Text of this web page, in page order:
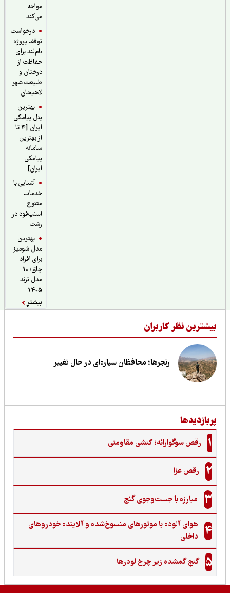
درخواست
توقف پروژه
بام‌لند برای
حفاظت از
درختان و
طبیعت شهر
لاهیجان
بهترین
پنل پیامکی
ایران [4 تا
از بهترین
سامانه
پیامکی
آشنایی با
خدمات
اسنپ‌فود در
بهترین
مدل شومیز
برای افراد
چاق؛ 10
مدل ترند
نظر کاربران
رنجرها؛ محافظان سیاره‌ای در حال تغییر
رقص سوگوارانه؛ کنشی مقاومتی
رقص عزا
مبارزه با جست‌وجوی گنج‌
هوای آلوده با موتورهای منسوخ‌شده و آلاینده خودروهای
داخلی
گنجِ گمشده زیر چرخ لودرها